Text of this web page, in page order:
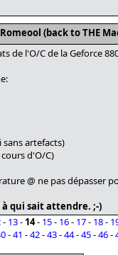
(back to THE
de l'O/C de la Geforce
sans artefacts)
cours d'O/C)
@ ne pas dépasser
qui sait attendre. ;-)
- 13- 14- 15- 16- 17- 18-
-41 -42-43-44-45-46-